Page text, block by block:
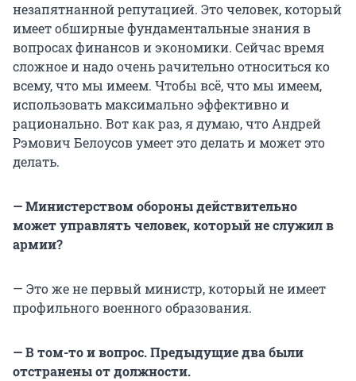
незапятнанной репутацией. Это человек, который
имеет обширные фундаментальные знания в
вопросах финансов и экономики. Сейчас время
сложное и надо очень рачительно относиться ко
всему, что мы имеем. Чтобы всё, что мы имеем,
использовать максимально эффективно и
рационально. Вот как раз, я думаю, что Андрей
Рэмович Белоусов умеет это делать и может это
делать.
— Министерством обороны действительно
может управлять человек, который не служил в
армии?
— Это же не первый министр, который не имеет
профильного военного образования.
— В том-то и вопрос. Предыдущие два были
отстранены от должности.